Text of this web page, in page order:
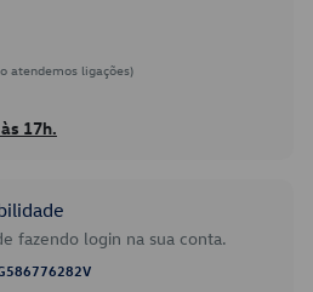
atendemos ligações)
17h.
fazendo login na sua conta.